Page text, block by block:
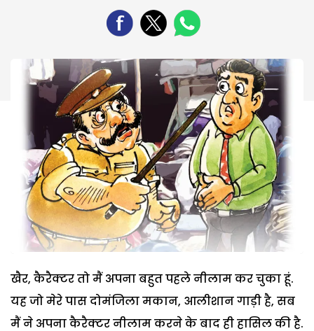
खैर, कैरैक्टर तो मैं अपना बहुत पहले नीलाम कर चुका हूं.
यह जो मेरे पास दोमंजिला मकान, आलीशान गाड़ी है, सब
मैं ने अपना कैरैक्टर नीलाम करने के बाद ही हासिल की है.